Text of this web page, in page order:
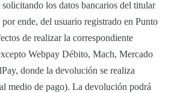
los datos bancarios del titular
ende, del usuario registrado en Punto
de realizar la correspondiente
Webpay Débito, Mach, Mercado
donde la devolución se realiza
medio de pago). La devolución podrá